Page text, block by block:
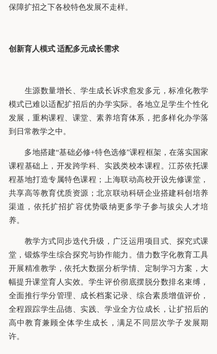
保障扩招之下各校特色发展不走样。
创新育人模式 适配多元成长需求
生源数量增长、学生成长诉求愈发多元，标准化教学
模式已难以适配扩招后的办学实际。各地立足学生个性化
发展，重构课程、课堂、素养培育体系，把多样化办学落
到日常教学之中。
多地搭建“基础必修+特色选修”课程框架，在落实国家
课程基础上，开发跨学科、实践类校本课程。江苏依托课
程基地打造专属特色课程；上海联动高校开设先修课堂，
共享高等教育优质资源；北京联动科研企业搭建科创培养
渠道，依托扩招扩容优势吸纳更多学子参与拔尖人才培
养。
教学方式同步迭代升级，广泛运用项目式、探究式课
堂，锻炼学生综合探究与协作能力。借力数字化教育工具
开展精准教学，依托大数据分析学情、定制学习方案，大
幅提升课堂育人实效。学生评价彻底摆脱分数排名束缚，
全面推行学分管理、成长档案记录、综合素质增值评价，
全程跟踪学生品德、实践、学业全方位成长，让扩招后的
高中教育兼顾全体学生成长，满足不同层次学子发展期
许。